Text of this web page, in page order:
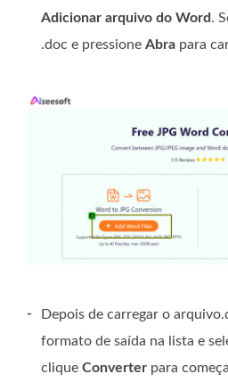
Adicionar arquivo do Word.
.doc e pressione Abra para
-
Depois de carregar o
formato de saída na lista e
clique Converter para